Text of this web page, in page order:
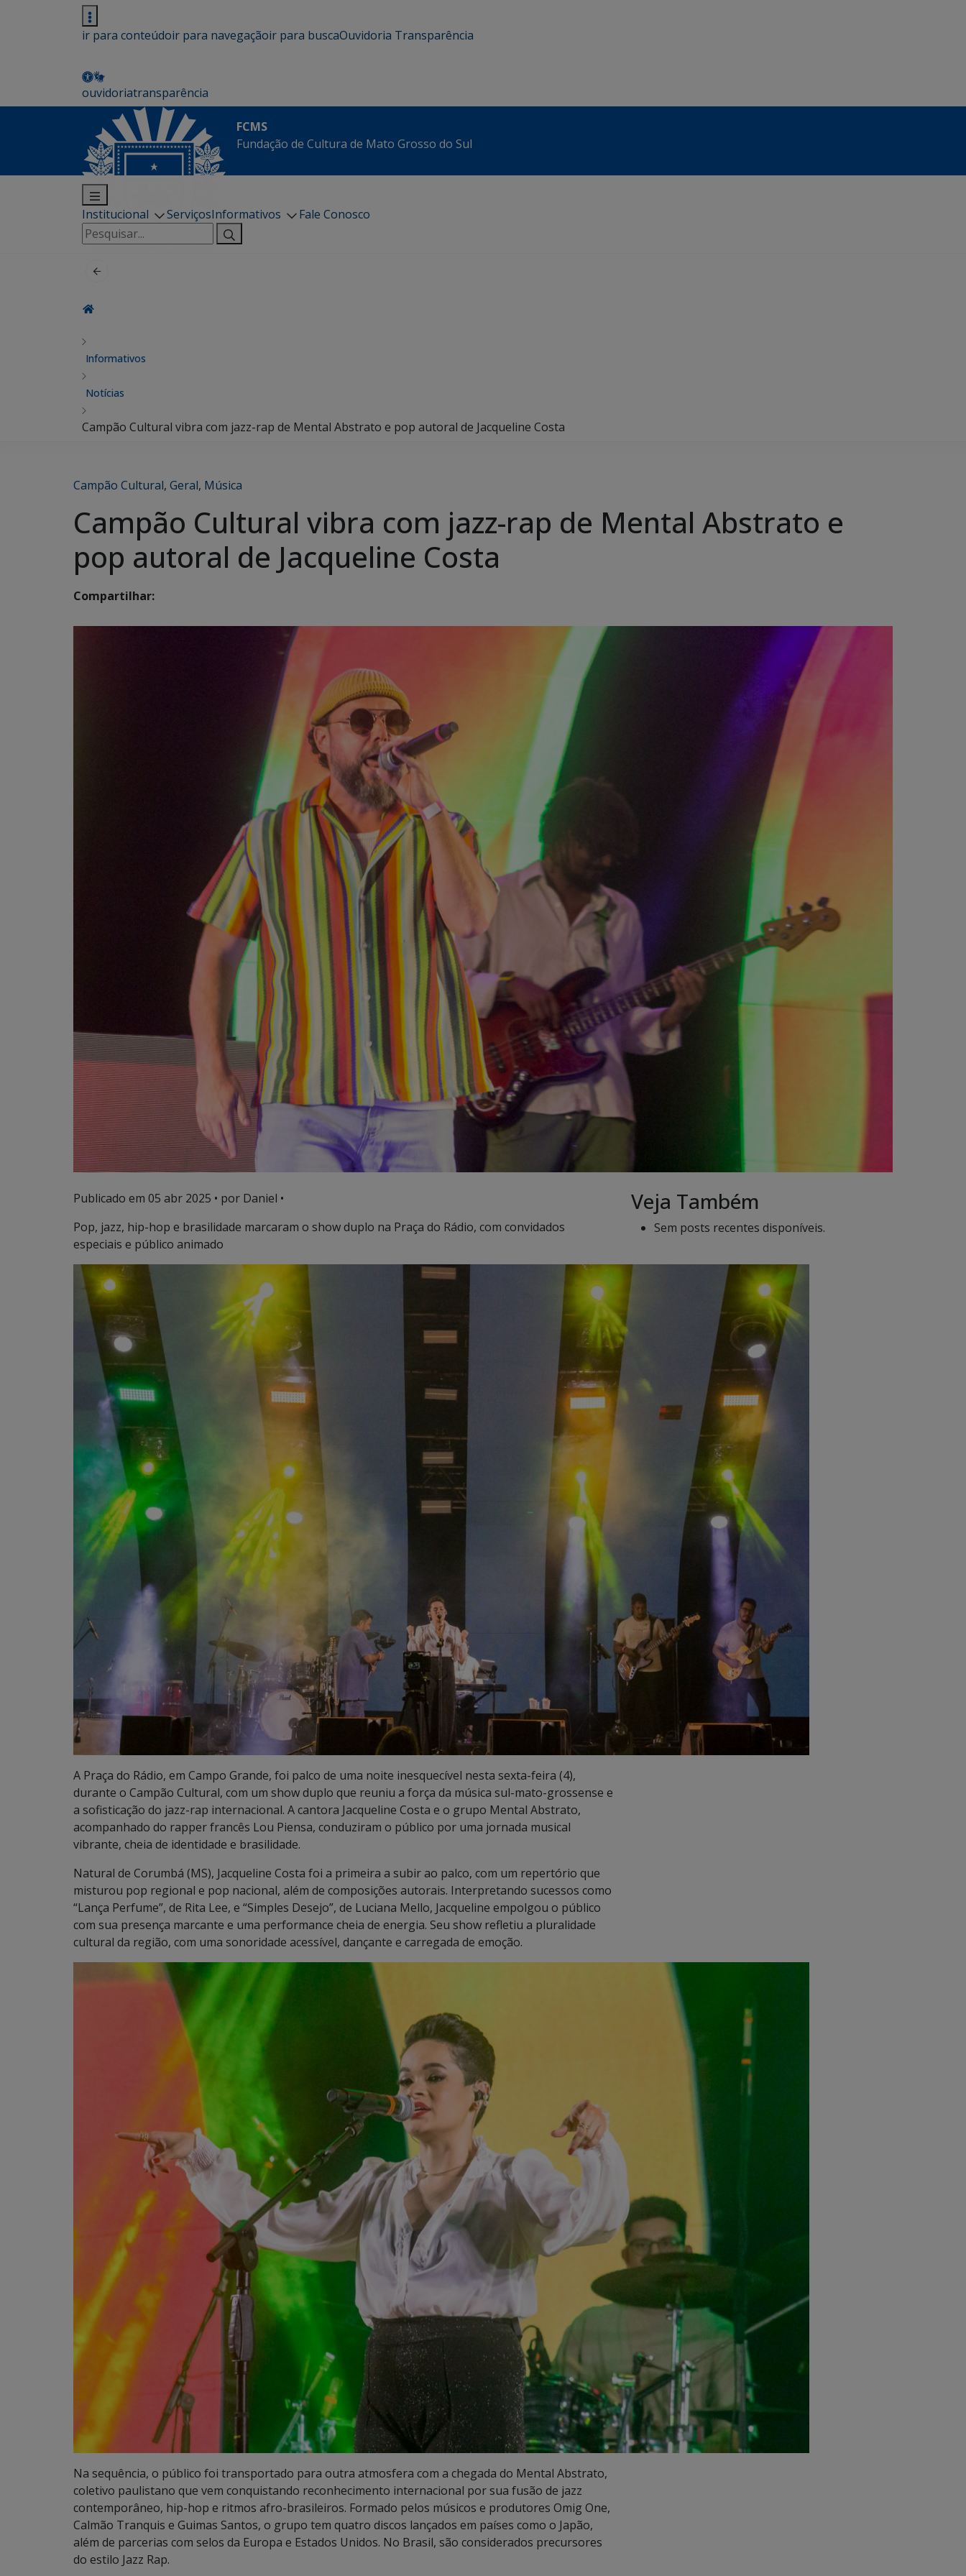
ir para conteúdoir para navegaçãoir para buscaOuvidoria Transparência
ouvidoriatransparência
FCMS
Fundação de Cultura de Mato Grosso do Sul
Institucional ServiçosInformativos
Fale Conosco
Pesquisar
por:
Informativos
Notícias
Campão Cultural vibra com jazz-rap de Mental Abstrato e pop autoral de Jacqueline Costa
Campão Cultural, Geral, Música
Campão Cultural vibra com jazz-rap de Mental Abstrato e
pop autoral de Jacqueline Costa
Compartilhar:
Publicado em 05 abr 2025 • por Daniel •
Pop, jazz, hip-hop e brasilidade marcaram o show duplo na Praça do Rádio, com convidados
especiais e público animado
A Praça do Rádio, em Campo Grande, foi palco de uma noite inesquecível nesta sexta-feira (4),
durante o Campão Cultural, com um show duplo que reuniu a força da música sul-mato-grossense e
a sofisticação do jazz-rap internacional. A cantora Jacqueline Costa e o grupo Mental Abstrato,
acompanhado do rapper francês Lou Piensa, conduziram o público por uma jornada musical
vibrante, cheia de identidade e brasilidade.
Natural de Corumbá (MS), Jacqueline Costa foi a primeira a subir ao palco, com um repertório que
misturou pop regional e pop nacional, além de composições autorais. Interpretando sucessos como
“Lança Perfume”, de Rita Lee, e “Simples Desejo”, de Luciana Mello, Jacqueline empolgou o público
com sua presença marcante e uma performance cheia de energia. Seu show refletiu a pluralidade
cultural da região, com uma sonoridade acessível, dançante e carregada de emoção.
Na sequência, o público foi transportado para outra atmosfera com a chegada do Mental Abstrato,
coletivo paulistano que vem conquistando reconhecimento internacional por sua fusão de jazz
contemporâneo, hip-hop e ritmos afro-brasileiros. Formado pelos músicos e produtores Omig One,
Calmão Tranquis e Guimas Santos, o grupo tem quatro discos lançados em países como o Japão,
além de parcerias com selos da Europa e Estados Unidos. No Brasil, são considerados precursores
do estilo Jazz Rap.
Veja Também
Sem posts recentes disponíveis.